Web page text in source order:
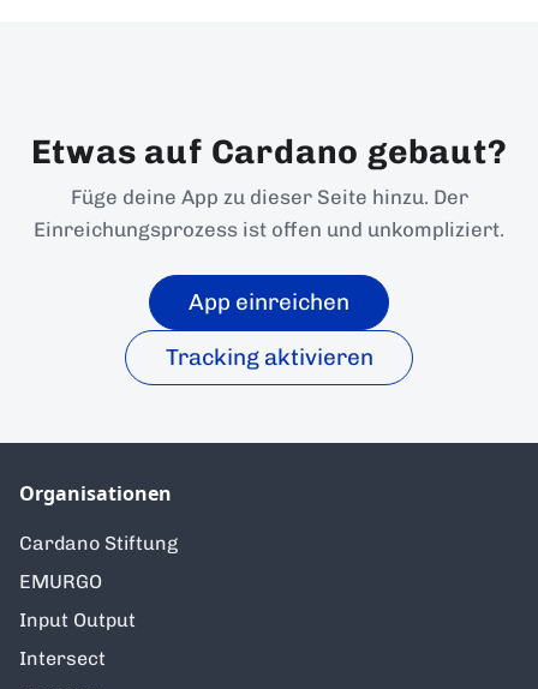
Etwas auf Cardano gebaut?
Füge deine App zu dieser Seite hinzu. Der
Einreichungsprozess ist offen und unkompliziert.
App einreichen
Tracking aktivieren
Organisationen
Cardano Stiftung
EMURGO
Input Output
Intersect